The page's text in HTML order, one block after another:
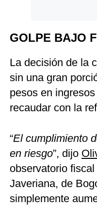
GOLPE BAJO
La decisión de la
sin una gran
pesos en
recaudar con la
“El cumplimiento
en riesgo”, dijo
observatorio
Javeriana, de
simplemente